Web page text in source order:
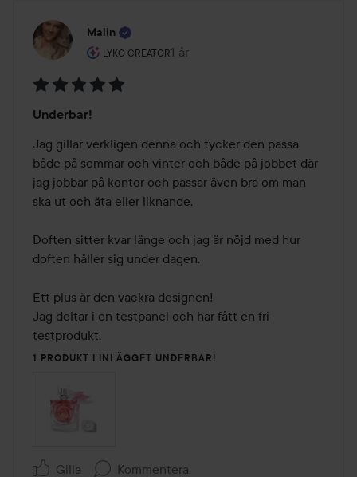
Malin
LYKO CREATOR
Användarens roll: Lyko Creator.
1 år
Inlägget skapades 1 år
5
av
5
Underbar!
Jag gillar verkligen denna och tycker den passa
både på sommar och vinter och både på jobbet där
jag jobbar på kontor och passar även bra om man
ska ut och äta eller liknande.
Doften sitter kvar länge och jag är nöjd med hur
doften håller sig under dagen.
Ett plus är den vackra designen!
Jag deltar i en testpanel och har fått en fri
testprodukt.
1 PRODUKT I INLÄGGET UNDERBAR!
Gilla Kommentera